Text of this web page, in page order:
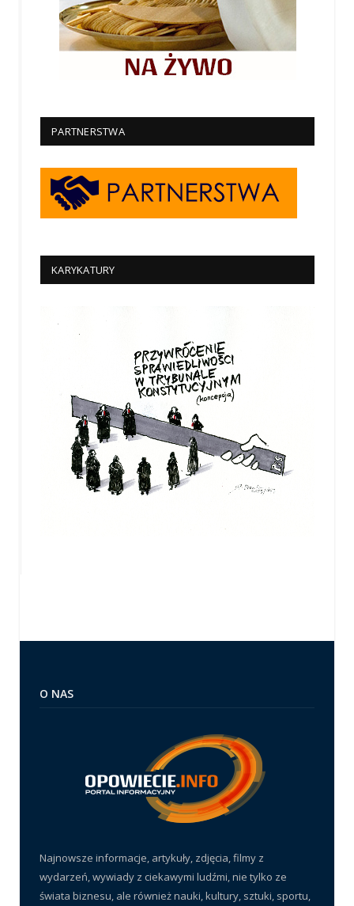
PARTNERSTWA
KARYKATURY
O NAS
Najnowsze informacje, artykuły, zdjęcia, filmy z
wydarzeń, wywiady z ciekawymi ludźmi, nie tylko ze
świata biznesu, ale również nauki, kultury, sztuki, sportu,